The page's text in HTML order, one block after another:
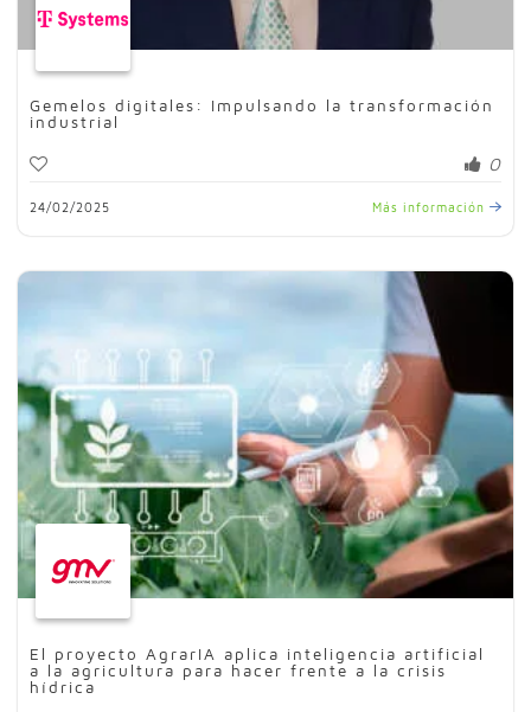
Gemelos digitales: Impulsando la transformación
industrial
0
24/02/2025 Más información
El proyecto AgrarIA aplica inteligencia artificial
a la agricultura para hacer frente a la crisis
hídrica